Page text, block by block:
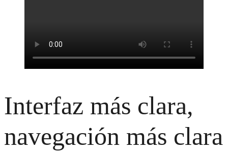
Interfaz más clara,
navegación más clara